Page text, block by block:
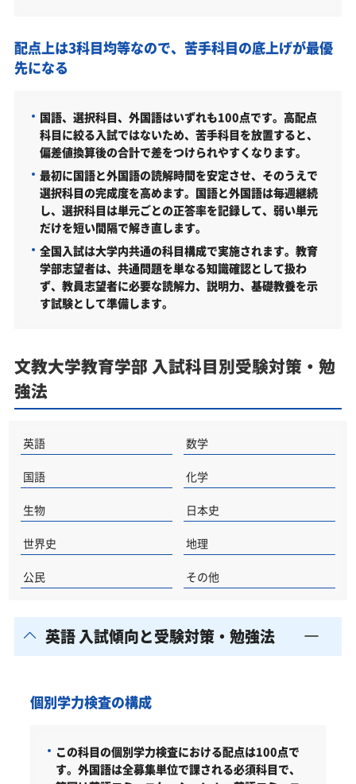
取得できる資格・主な卒業後の進路
「文教大学教育学部に受かる気がしない」とやる気
をなくしている受験生へ
受験勉強を始めるのが遅くても文教大学教育学部に
合格できる？
大学受験対策いつから始める？学年・時期別の勉強
のポイント
不登校・高卒認定者・通信制高校の文教大学教育学
部受験も対応可能
文教大学の他の学部
す
文教大学教育学部受験生からのよくある質問
配点上は3科目均等なので、苦手科目の底上げが最優
先になる
国語、選択科目、外国語はいずれも100点です。高配点
科目に絞る入試ではないため、苦手科目を放置すると、
偏差値換算後の合計で差をつけられやすくなります。
最初に国語と外国語の読解時間を安定させ、そのうえで
選択科目の完成度を高めます。国語と外国語は毎週継続
し、選択科目は単元ごとの正答率を記録して、弱い単元
だけを短い間隔で解き直します。
全国入試は大学内共通の科目構成で実施されます。教育
学部志望者は、共通問題を単なる知識確認として扱わ
ず、教員志望者に必要な読解力、説明力、基礎教養を示
す試験として準備します。
文教大学教育学部 入試科目別受験対策・勉
強法
英語 数学
国語 化学
生物 日本史
世界史 地理
公民 その他
英語 入試傾向と受験対策・勉強法
個別学力検査の構成
この科目の個別学力検査における配点は100点で
す。 外国語は全募集単位で課される必須科目で、